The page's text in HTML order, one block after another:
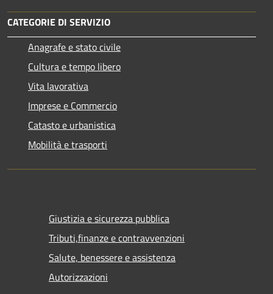
CATEGORIE DI SERVIZIO
Anagrafe e stato civile
Cultura e tempo libero
Vita lavorativa
Imprese e Commercio
Catasto e urbanistica
Mobilità e trasporti
Giustizia e sicurezza pubblica
Tributi,finanze e contravvenzioni
Salute, benessere e assistenza
Autorizzazioni